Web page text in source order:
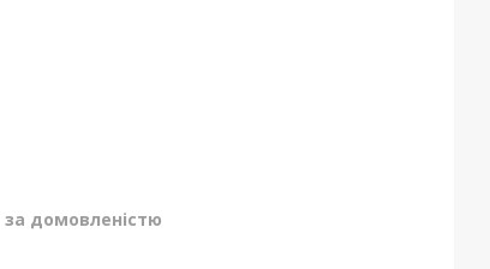
за домовленістю